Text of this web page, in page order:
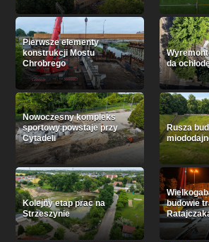
Pierwsze elementy
konstrukcji Mostu
Chrobrego
da
Nowoczesny kompleks
sportowy powstaje przy
Cytadeli
Rusza
Kolejny etap prac na
Strzeszynie
budowie